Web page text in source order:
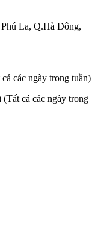
La, Q.Hà Đông,
các ngày trong tuần)
(Tất cả các ngày trong